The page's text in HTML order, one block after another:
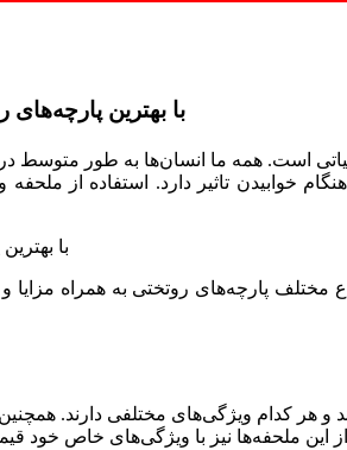
خوابیدن تاثیر دارد. استفاده از
مختلف پارچه‌های روتختی به همراه
و هر کدام ویژگی‌های مختلفی دارند.